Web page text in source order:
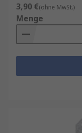
3,90 €(ohne MwSt.)
Menge